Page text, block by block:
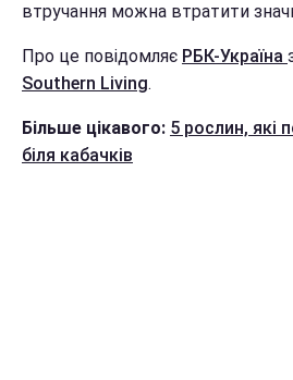
втручання можна втратити
Про це повідомляє РБК-Україна
Southern Living.
Більше цікавого: 5 рослин, які
біля кабачків